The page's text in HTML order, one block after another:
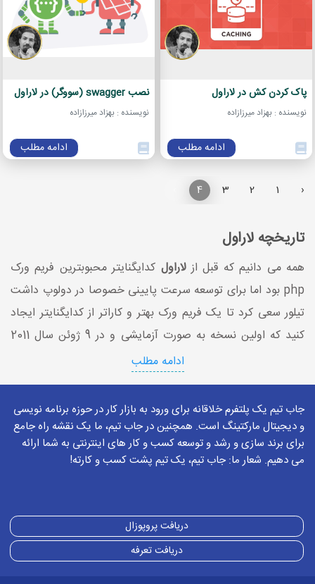
پاک کردن کش در لاراول
نویسنده : بهزاد میرزازاده
ادامه مطلب
نصب swagger (سووگر) در لاراول
نویسنده : بهزاد میرزازاده
ادامه مطلب
‹
1
2
3
4
تاریخچه لاراول
همه می دانیم که قبل ازلاراول کدایگنایتر محبوبترین فریم ورک
php بود اما برای توسعه سرعت پایینی خصوصا در دولوپ داشت
تیلور سعی کرد تا یک فریم ورک بهتر و کاراتر از کدایگنایتر ایجاد
کنید که اولین نسخه به صورت آزمایشی و در 9 ژوئن سال 2011
ارائه شد اما یک ماه بعد اولین نسخه کامل منتشر و در دسترس
عموم قرار گرفت اما نسخه اولیه هنوز مفهومی به اسم کنترلر
نداشت! و چارچوب mvc در این نسخه عملا وجود نداشت.
نسخه دوم لاراول در سپتامبر همان سال 2011 منتشر شد که اصلی
نسخه موتور blade برای توسعه فرانت بود
نسخه سوم لاراول در فوریه 2012 در دسترس عموم قرار گرفت در
ادامه مطلب
جاب تیم یک پلتفرم خلاقانه برای ورود به بازار کار در حوزه برنامه نویسی
و دیجیتال مارکتینگ است. همچنین در جاب تیم، ما یک نقشه راه جامع
برای برند سازی و رشد و توسعه کسب و کار های اینترنتی به شما ارائه
می دهیم. شعار ما: جاب تیم، یک تیم پشت کسب و کارته!
دریافت پروپوزال
دریافت تعرفه